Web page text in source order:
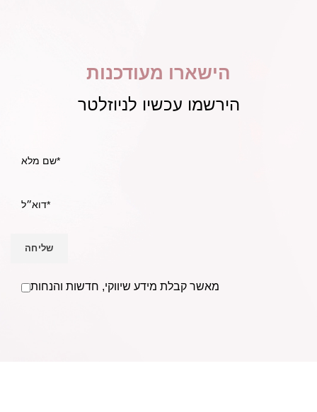
הישארו מעודכנות
הירשמו עכשיו לניוזלטר
מאשר קבלת מידע שיווקי, חדשות והנחות